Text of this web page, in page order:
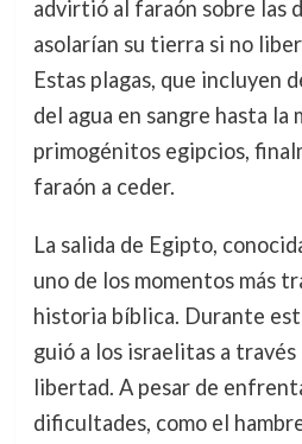
advirtió al faraón sobre las
asolarían su tierra si no
Estas plagas, que incluyen
del agua en sangre hasta la
primogénitos egipcios,
faraón a ceder.
La salida de Egipto,
uno de los momentos más
historia bíblica. Durante
guió a los israelitas a
libertad. A pesar de
dificultades, como el